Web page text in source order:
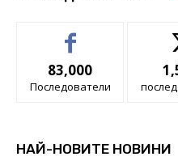
83,000
Последователи
НАЙ-НОВИТЕ НОВИНИ